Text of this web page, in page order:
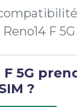
Reno14 F 5G
F 5G
?